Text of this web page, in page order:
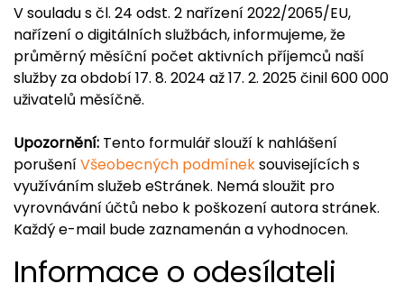
V souladu s čl. 24 odst. 2 nařízení 2022/2065/EU,
nařízení o digitálních službách, informujeme, že
průměrný měsíční počet aktivních příjemců naší
služby za období 17. 8. 2024 až 17. 2. 2025 činil 600 000
uživatelů měsíčně.
Upozornění: Tento formulář slouží k nahlášení
porušeníVšeobecných podmíneksouvisejících s
využíváním služeb eStránek. Nemá sloužit pro
vyrovnávání účtů nebo k poškození autora stránek.
Každý e-mail bude zaznamenán a vyhodnocen.
Informace o odesílateli